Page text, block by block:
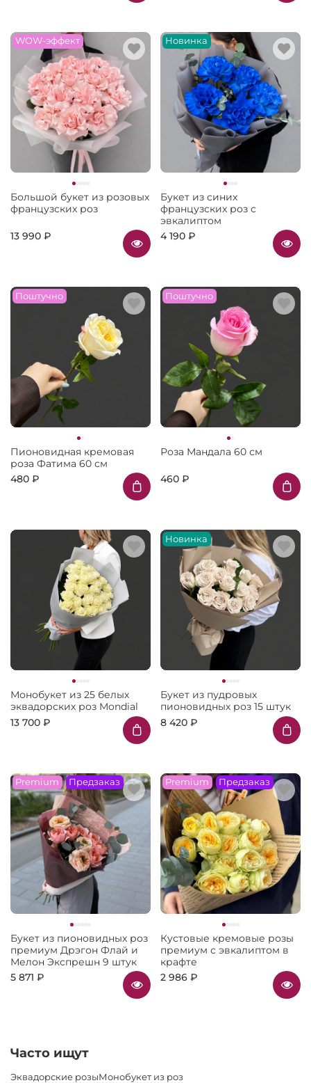
WOW-эффект
Большой букет из розовых
французских роз
13 990 ₽
Новинка
Букет из синих
французских роз с
эвкалиптом
4 190 ₽
Поштучно
Пионовидная кремовая
роза Фатима 60 см
480 ₽
Поштучно
Роза Мандала 60 см
460 ₽
Монобукет из 25 белых
эквадорских роз Mondial
13 700 ₽
Новинка
Букет из пудровых
пионовидных роз 15 штук
8 420 ₽
Premium Предзаказ
Букет из пионовидных роз
премиум Дрэгон Флай и
Мелон Экспрешн 9 штук
5 871 ₽
Premium Предзаказ
Кустовые кремовые розы
премиум с эвкалиптом в
крафте
2 986 ₽
Часто ищут
Эквадорские розыМонобукет из роз